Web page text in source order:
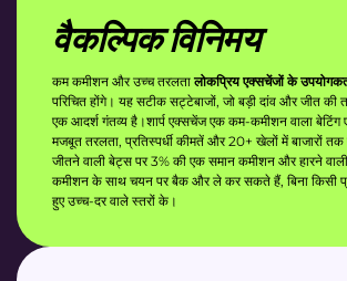
वैकल्पिक विनिमय
कम कमीशन और उच्च तरलतालोकप्रिय एक्सचेंजों के
परिचित होंगे। यह सटीक सट्टेबाजों, जो बड़ी दांव और जीत की
एक आदर्श गंतव्य है।शार्प एक्सचेंज एक कम-कमीशन वाला
मजबूत तरलता, प्रतिस्पर्धी कीमतें और 20+ खेलों में बाजारों
जीतने वाली बेट्स पर 3% की एक समान कमीशन और हारने
कमीशन के साथ चयन पर बैक और ले कर सकते हैं, बिना किसी
हुए उच्च-दर वाले स्तरों के।